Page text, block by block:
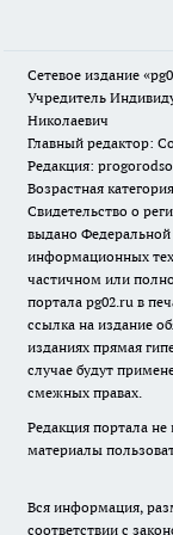
Сетевое издание
Учредитель
Николаевич
Главный редактор:
Редакция:
Возрастная
Свидетельство о
выдано Федеральной
информационных
частичном или
портала pg02.ru в
ссылка на издание
изданиях прямая
случае будут
смежных правах.
Редакция портала не
материалы
Вся информация,
соответствии с